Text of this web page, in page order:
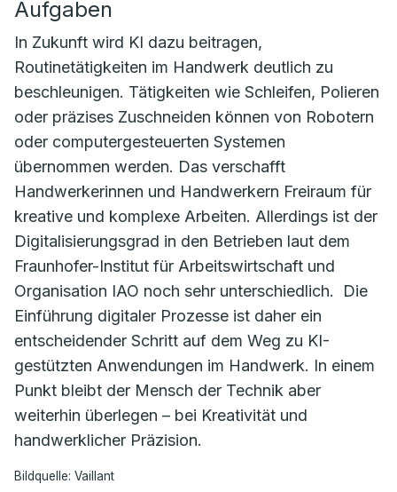
Aufgaben
In Zukunft wird KI dazu beitragen,
Routinetätigkeiten im Handwerk deutlich zu
beschleunigen. Tätigkeiten wie Schleifen, Polieren
oder präzises Zuschneiden können von Robotern
oder computergesteuerten Systemen
übernommen werden. Das verschafft
Handwerkerinnen und Handwerkern Freiraum für
kreative und komplexe Arbeiten. Allerdings ist der
Digitalisierungsgrad in den Betrieben laut dem
Fraunhofer-Institut für Arbeitswirtschaft und
Organisation IAO noch sehr unterschiedlich. Die
Einführung digitaler Prozesse ist daher ein
entscheidender Schritt auf dem Weg zu KI-
gestützten Anwendungen im Handwerk. In einem
Punkt bleibt der Mensch der Technik aber
weiterhin überlegen – bei Kreativität und
handwerklicher Präzision.
Bildquelle: Vaillant